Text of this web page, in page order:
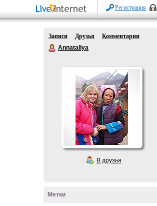
Регистрация
Записи Друзья
Комментарии
Annataliya
В друзья
Метки